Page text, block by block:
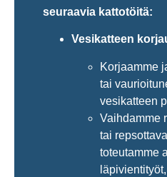
seuraavia kattotöitä:
Vesikatteen
Korjaamme
tai
vesikatteen
Vaihdamme
tai
toteutamme